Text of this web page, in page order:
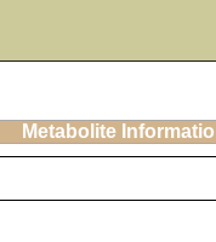
Metabolite